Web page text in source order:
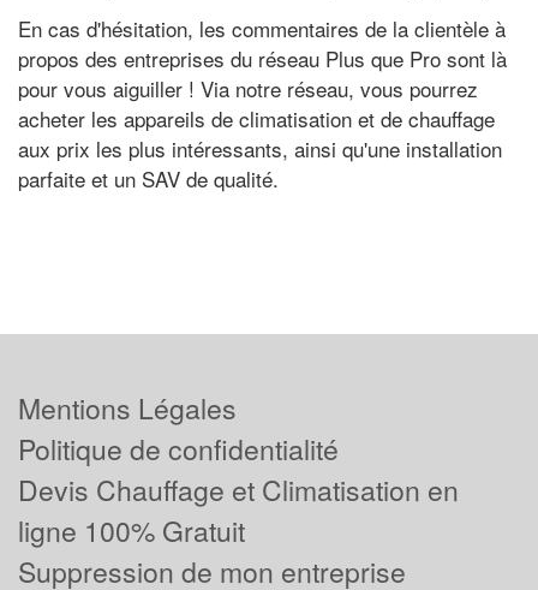
En cas d'hésitation, les commentaires de la clientèle à
propos des entreprises du réseau Plus que Pro sont là
pour vous aiguiller ! Via notre réseau, vous pourrez
acheter les appareils de climatisation et de chauffage
aux prix les plus intéressants, ainsi qu'une installation
parfaite et un SAV de qualité.
Mentions Légales
Politique de confidentialité
Devis Chauffage et Climatisation en
ligne 100% Gratuit
Suppression de mon entreprise